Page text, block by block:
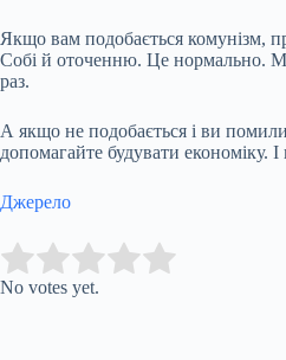
Якщо вам подобається комунізм,
Собі й оточенню. Це нормально.
раз.
А якщо не подобається і ви
допомагайте будувати економіку.
Джерело
Rate this item:
No votes yet.